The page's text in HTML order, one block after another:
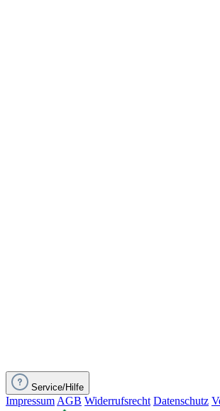
Service/Hilfe
Impressum AGB Widerrufsrecht Datenschutz